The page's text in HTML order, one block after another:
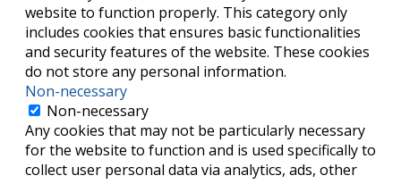
website to function properly. This category only
includes cookies that ensures basic functionalities
and security features of the website. These cookies
do not store any personal information.
Non-necessary
Non-necessary
Any cookies that may not be particularly necessary
for the website to function and is used specifically to
collect user personal data via analytics, ads, other